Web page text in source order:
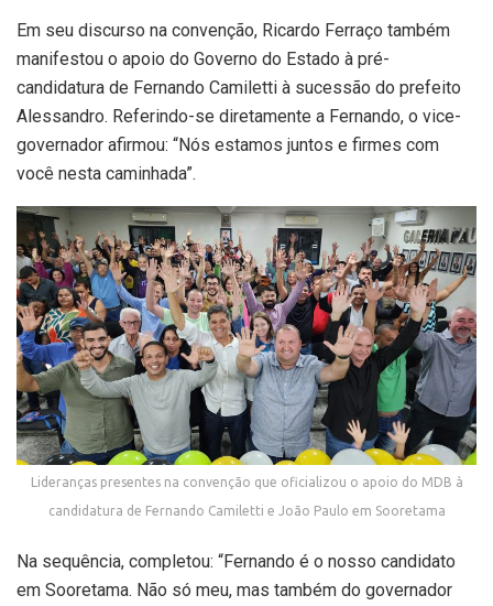
Em seu discurso na convenção, Ricardo Ferraço também
manifestou o apoio do Governo do Estado à pré-
candidatura de Fernando Camiletti à sucessão do prefeito
Alessandro. Referindo-se diretamente a Fernando, o vice-
governador afirmou: “Nós estamos juntos e firmes com
você nesta caminhada”.
Lideranças presentes na convenção que oficializou o apoio do MDB à
candidatura de Fernando Camiletti e João Paulo em Sooretama
Na sequência, completou: “Fernando é o nosso candidato
em Sooretama. Não só meu, mas também do governador